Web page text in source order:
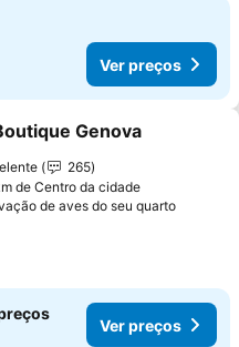
Ver preços
aos favoritos
Genova
265
de Centro da cidade
de aves do seu quartoVer
Ver preços